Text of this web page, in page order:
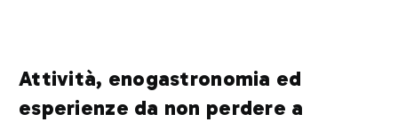
Attività, enogastronomia ed
esperienze da non perdere a